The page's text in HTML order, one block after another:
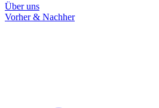
Über uns
Vorher & Nachher